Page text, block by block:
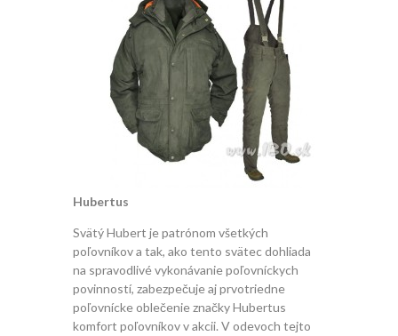
Hubertus
Svätý Hubert je patrónom všetkých
poľovníkov a tak, ako tento svätec dohliada
na spravodlivé vykonávanie poľovníckych
povinností, zabezpečuje aj prvotriedne
poľovnícke oblečenie značky Hubertus
komfort poľovníkov v akcii. V odevoch tejto